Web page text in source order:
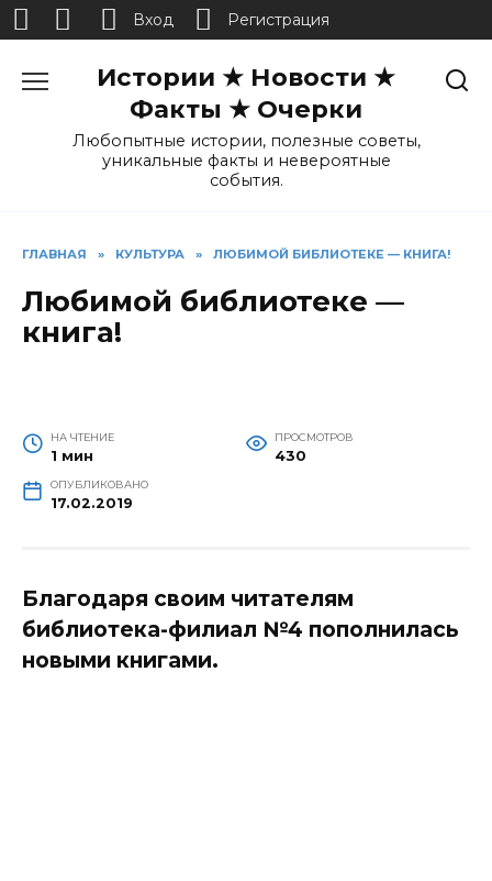
Истории ★ Новости ★
Факты ★ Очерки
Любопытные истории, полезные советы,
уникальные факты и невероятные
события.
ГЛАВНАЯ » КУЛЬТУРА » ЛЮБИМОЙ БИБЛИОТЕКЕ — КНИГА!
Любимой библиотеке —
книга!
НА ЧТЕНИЕ
1 мин
ПРОСМОТРОВ
430
ОПУБЛИКОВАНО
17.02.2019
Благодаря своим читателям
библиотека-филиал №4 пополнилась
новыми книгами.
Вход Регистрация